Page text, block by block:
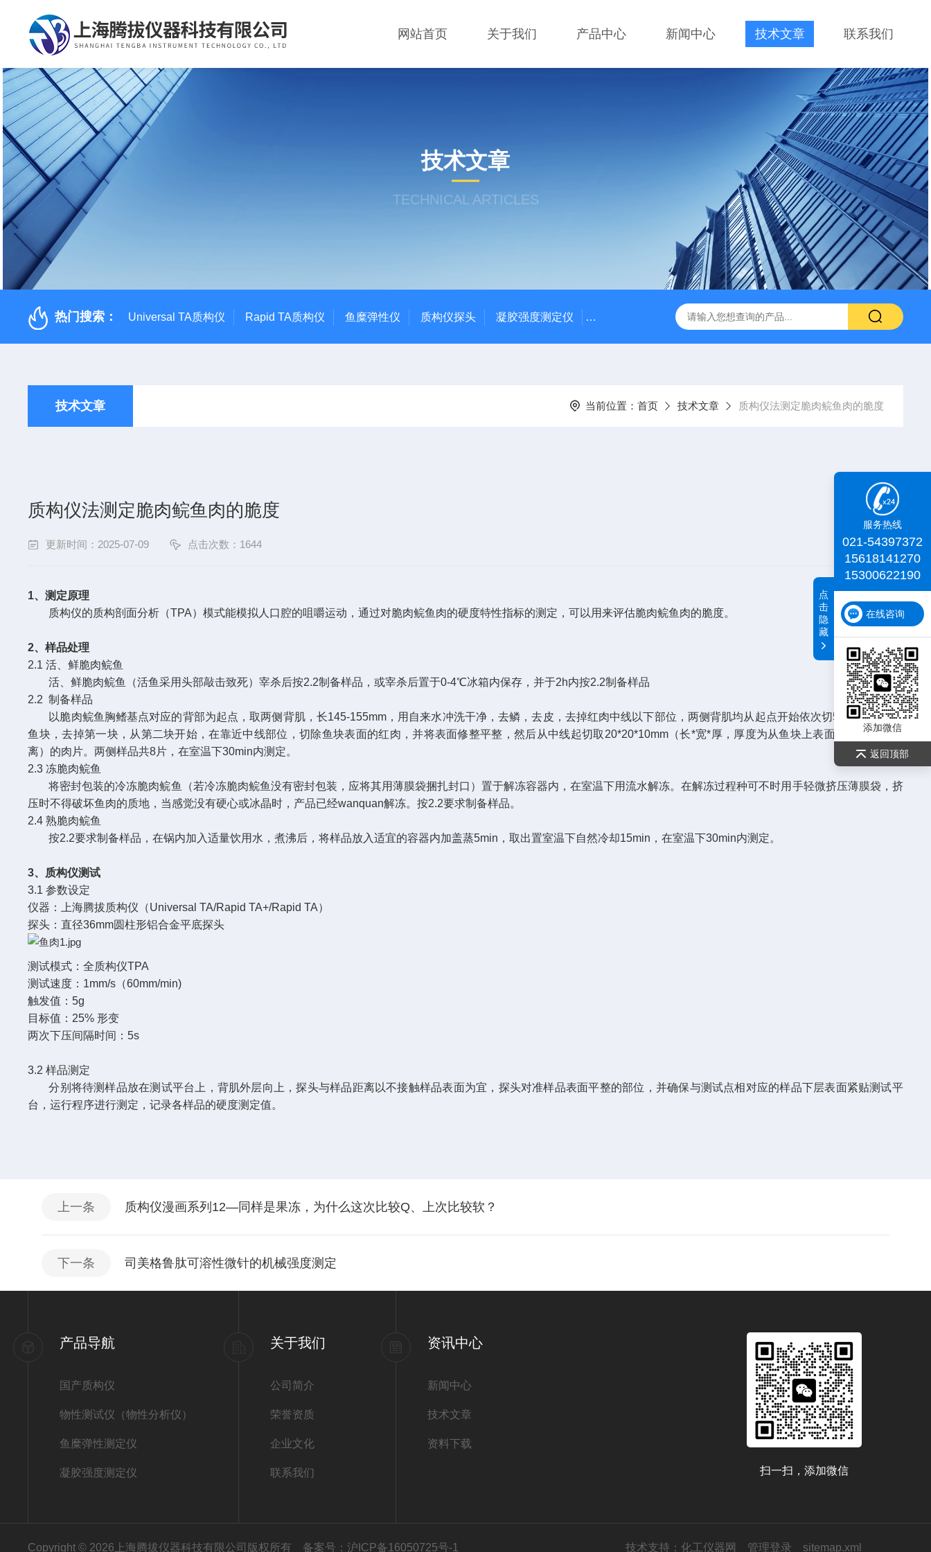
网站首页 关于我们 产品中心 新闻中心 技术文章 联系我们
技术文章
TECHNICAL ARTICLES
热门搜索： Universal TA质构仪 Rapid TA质构仪 鱼糜弹性仪 质构仪探头 凝胶强度测定仪 Rapid TA+质构仪 肌肉嫩度仪 iDeal TA物性测试仪 化工
技术文章 当前位置： 首页 技术文章 质构仪法测定脆肉鲩鱼肉的脆度
质构仪法测定脆肉鲩鱼肉的脆度
更新时间：2025-07-09 点击次数：1644
1、测定原理
质构仪的质构剖面分析（TPA）模式能模拟人口腔的咀嚼运动，通过对脆肉鲩鱼肉的硬度特性指标的测定，可以用来评估脆肉鲩鱼肉的脆度。
2、样品处理
2.1 活、鲜脆肉鲩鱼
活、鲜脆肉鲩鱼（活鱼采用头部敲击致死）宰杀后按2.2制备样品，或宰杀后置于0-4℃冰箱内保存，并于2h内按2.2制备样品
2.2 制备样品
以脆肉鲩鱼胸鳍基点对应的背部为起点，取两侧背肌，长145-155mm，用自来水冲洗干净，去鳞，去皮，去掉红肉中线以下部位，两侧背肌均从起点开始依次切5块20mm宽的
鱼块，去掉第一块，从第二块开始，在靠近中线部位，切除鱼块表面的红肉，并将表面修整平整，然后从中线起切取20*20*10mm（长*宽*厚，厚度为从鱼块上表面向下量取的距
离）的肉片。两侧样品共8片，在室温下30min内测定。
2.3 冻脆肉鲩鱼
将密封包装的冷冻脆肉鲩鱼（若冷冻脆肉鲩鱼没有密封包装，应将其用薄膜袋捆扎封口）置于解冻容器内，在室温下用流水解冻。在解冻过程种可不时用手轻微挤压薄膜袋，挤
压时不得破坏鱼肉的质地，当感觉没有硬心或冰晶时，产品已经wanquan解冻。按2.2要求制备样品。
2.4 熟脆肉鲩鱼
按2.2要求制备样品，在锅内加入适量饮用水，煮沸后，将样品放入适宜的容器内加盖蒸5min，取出置室温下自然冷却15min，在室温下30min内测定。
3、质构仪测试
3.1 参数设定
仪器：上海腾拔质构仪（Universal TA/Rapid TA+/Rapid TA）
探头：直径36mm圆柱形铝合金平底探头
测试模式：全质构仪TPA
测试速度：1mm/s（60mm/min)
触发值：5g
目标值：25% 形变
两次下压间隔时间：5s
3.2 样品测定
分别将待测样品放在测试平台上，背肌外层向上，探头与样品距离以不接触样品表面为宜，探头对准样品表面平整的部位，并确保与测试点相对应的样品下层表面紧贴测试平
台，运行程序进行测定，记录各样品的硬度测定值。
上一条 质构仪漫画系列12—同样是果冻，为什么这次比较Q、上次比较软？
下一条 司美格鲁肽可溶性微针的机械强度测定
产品导航
国产质构仪
物性测试仪（物性分析仪）
鱼糜弹性测定仪
凝胶强度测定仪
关于我们
公司简介
荣誉资质
企业文化
联系我们
资讯中心
新闻中心
技术文章
资料下载
扫一扫，添加微信
Copyright © 2026上海腾拔仪器科技有限公司版权所有 备案号：沪ICP备16050725号-1 技术支持： 化工仪器网 管理登录 sitemap.xml
服务热线
021-54397372
15618141270
15300622190
在线咨询
添加微信
返回顶部
点
击
隐
藏